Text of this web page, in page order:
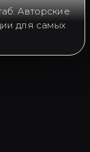
Авторские
для самых